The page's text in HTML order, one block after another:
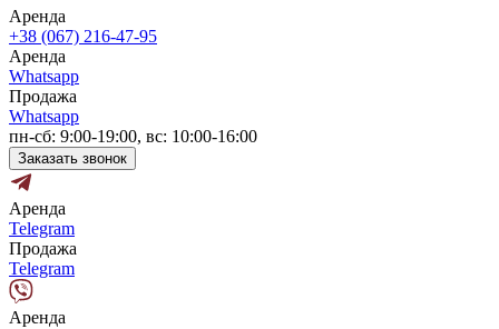
Аренда
+38 (067) 216-47-95
Аренда
Whatsapp
Продажа
Whatsapp
пн-сб: 9:00-19:00, вс: 10:00-16:00
Заказать звонок
Аренда
Telegram
Продажа
Telegram
Аренда